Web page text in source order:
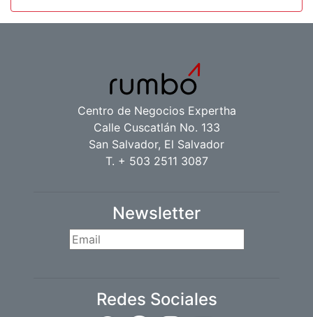
Centro de Negocios Expertha
Calle Cuscatlán No. 133
San Salvador, El Salvador
T. + 503 2511 3087
Newsletter
Redes Sociales